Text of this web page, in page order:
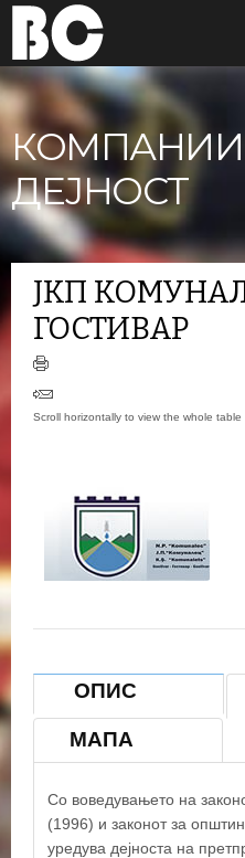
ДЕЈНОСТ
ЈКП
ГОСТИВАР
ОПИС
МАПА
Со воведувањето на
(1996) и законот за
уредува дејноста на
+